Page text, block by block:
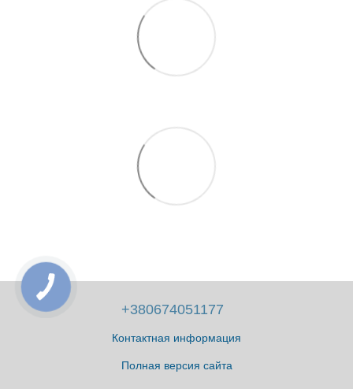
+380674051177
Контактная информация
Полная версия сайта